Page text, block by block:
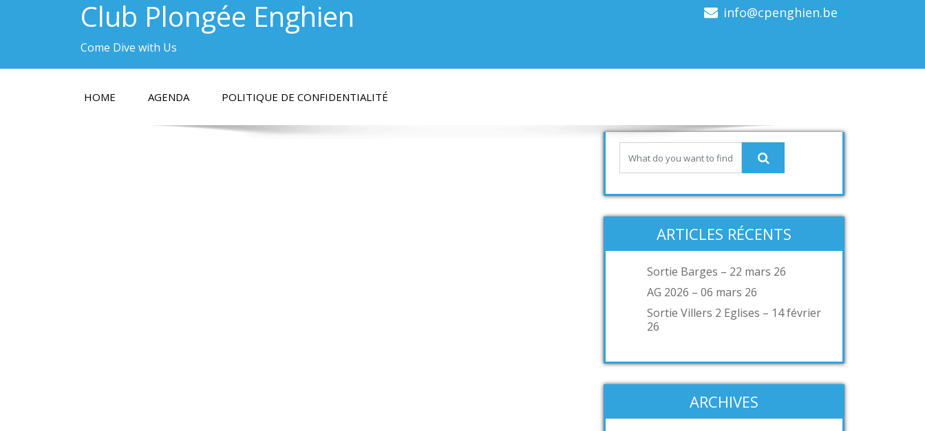
Club Plongée Enghien
Come Dive with Us
info@cpenghien.be
HOME AGENDA POLITIQUE DE CONFIDENTIALITÉ
ARTICLES RÉCENTS
Sortie Barges – 22 mars 26
AG 2026 – 06 mars 26
Sortie Villers 2 Eglises – 14 février
26
ARCHIVES